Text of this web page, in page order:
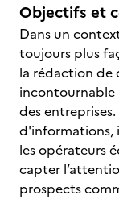
Objectifs et
Dans un
toujours plus
la rédaction de
incontournable
des
d'informations,
les opérateurs
capter
prospects